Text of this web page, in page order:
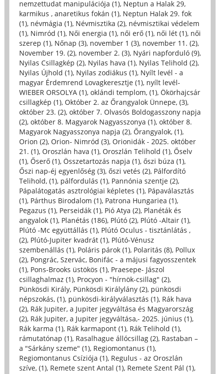
nemzettudat manipulációja (1), Neptun a Halak 29,
karmikus , anaretikus fokán (1), Neptun Halak 29. fok
(1), névmágia (1), Névmisztika (2), névmisztikai védelem
(1), Nimród (1), Női energia (1), női erő (1), női lét (1), női
szerep (1), Nőnap (3), november 1 (3), november 11. (2),
November 19. (2), november 2. (3), Nyári napforduló (9),
Nyilas Csillagkép (2), Nyilas hava (1), Nyilas Telihold (2),
Nyilas Újhold (1), Nyilas zodiákus (1), Nyílt levél - a
magyar Érdemrend Lovagkeresztje (1), nyílt levél-
WIEBER ORSOLYA (1), oklándi templom, (1), Ökörhajcsár
csillagkép (1), Október 2. az Őrangyalok Ünnepe, (3),
október 23. (2), október 7. Olvasós Boldogasszony napja
(2), október 8. Magyarok Nagyasszonya (1), október 8.
Magyarok Nagyasszonya napja (2), Őrangyalok, (1),
Orion (2), Orion- Nimród (3), Orionidák - 2025. október
21. (1), Oroszlán hava (1), Oroszlán Telihold (1), Őselv
(1), Őserő (1), Összetartozás napja (1), őszi búza (1),
Őszi nap-éj egyenlőség (3), őszi vetés (2), Pálfordító
Telihold, (1), pálfordulás (1), Pannónia szentje (2),
Pápalátogatás asztrológiai képletes (1), Pápaválasztás
(1), Párthus Birodalom (1), Patrona Hungariea (1),
Pegazus (1), Perseidák (1), Pió Atya (2), Planéták és
angyalok (1), Planétás (186), Plútó (2), Plútó -Altair (1),
Plútó -Mc együttállás (1), Plútó Oculus - tisztánlátás ,
(2), Plútó-Jupiter kvadrát (1), Plútó-Vénusz
szembenállás (1), Poláris párok (1), Polaritás (8), Pollux
(2), Pongrác, Szervác, Bonifác - a májusi fagyosszentek
(1), Pons-Brooks üstökös (1), Praesepe- Jászol
csillaghalmaz (1), Procyon - "hírnök-csillag" (2),
Pünkösdi Király, Pünkösdi Királylány (2), pünkösdi
népszokás, (1), pünkösdi-királyválasztás (1), Rák hava
(2), Rák Jupiter, a Jupiter jegyváltása és Magyarország
(2), Rák Jupiter, a Jupiter jegyváltása,- 2025. június (1),
Rák karma (1), Rák karmapont (1), Rák Telihold (1),
rámutatónap (1), Rasalhague állócsillag (2), Rastaban –
a "Sárkány szeme" (1), Regiomontanus (1),
Regiomontanus Csíziója (1), Regulus - az Oroszlán
szíve, (1), Remete szent Antal (1), Remete Szent Pál (1),